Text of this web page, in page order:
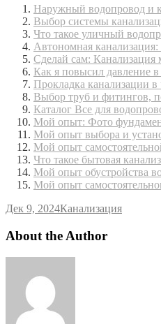
Наружный водопровод и
Выбор системы
Что такое уличный
Автономная
Сделай сам: Канализация
Как я повысил давление
Прокладка канализации
Выбор труб и фитингов,
Каталог Все для
Мой опыт: Фото
Мой опыт выбора и
Мой опыт
Что такое бытовая
Мой опыт обустройства
Мой опыт
Дек 9, 2024Канализация
About the Author